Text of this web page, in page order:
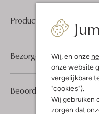
Wij, en onze
onze website
vergelijkbare
"cookies").
Wij gebruiken
zorgen dat
Product informatie
Beoordelingen (2)
Bezorgen & retourneren